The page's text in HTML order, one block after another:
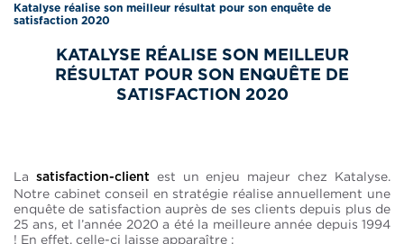
Katalyse réalise son meilleur résultat pour son enquête de
satisfaction 2020
KATALYSE RÉALISE SON MEILLEUR
RÉSULTAT POUR SON ENQUÊTE DE
SATISFACTION 2020
La satisfaction-client est un enjeu majeur chez Katalyse.
Notre cabinet conseil en stratégie réalise annuellement une
enquête de satisfaction auprès de ses clients depuis plus de
25 ans, et l’année 2020 a été la meilleure année depuis 1994
! En effet, celle-ci laisse apparaître :